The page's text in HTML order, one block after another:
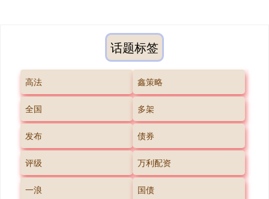
话题标签
高法 鑫策略
全国 多架
发布 债券
评级 万利配资
一浪 国债